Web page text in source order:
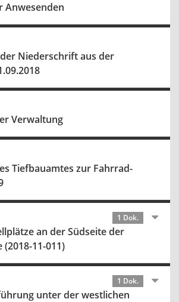
Anwesenden
Niederschrift aus der
Verwaltung
Tiefbauamtes zur Fahrrad-
1 Dok.
an der Südseite der
11-011)
1 Dok.
unter der westlichen